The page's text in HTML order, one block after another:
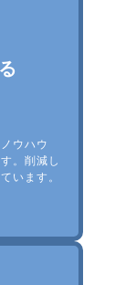
ウハウ
。削減し
います。